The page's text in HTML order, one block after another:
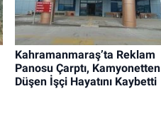
Kahramanmaraş’ta Reklam
Panosu Çarptı, Kamyonetten
Düşen İşçi Hayatını Kaybetti